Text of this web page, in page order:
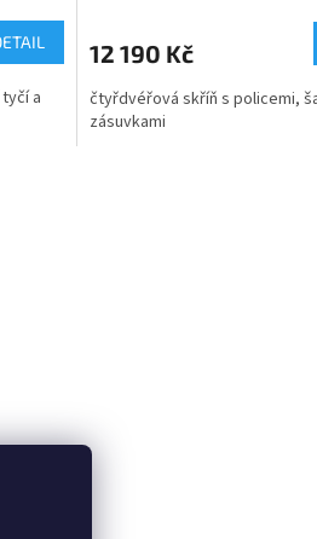
a
12 190 Kč
čtyřdvéřová skříň s policemi,
zásuvkami